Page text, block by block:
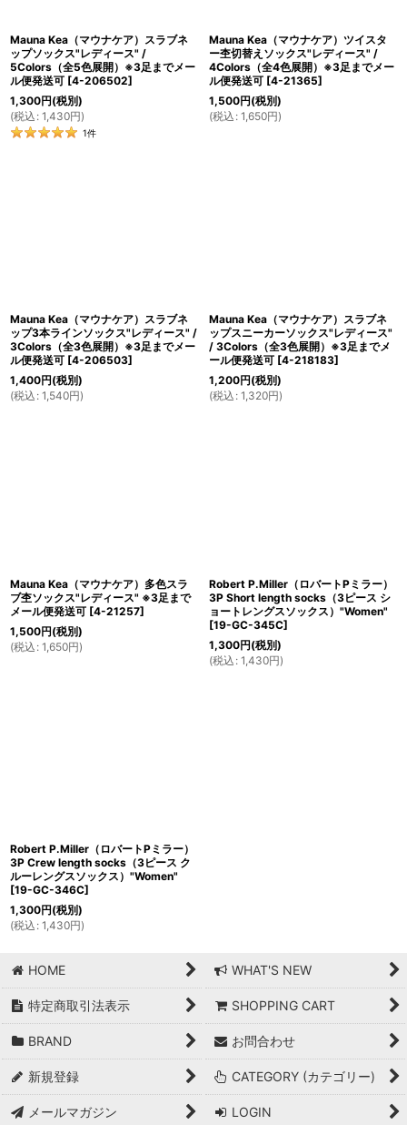
Mauna Kea（マウナケア）スラブネ
ップソックス"レディース" /
5Colors（全5色展開）※3足までメー
ル便発送可 [4-206502]
1,300円(税別)
(税込 : 1,430円)
1件
Mauna Kea（マウナケア）ツイスタ
ー杢切替えソックス"レディース" /
4Colors（全4色展開）※3足までメー
ル便発送可 [4-21365]
1,500円(税別)
(税込 : 1,650円)
Mauna Kea（マウナケア）スラブネ
ップ3本ラインソックス"レディース" /
3Colors（全3色展開）※3足までメー
ル便発送可 [4-206503]
1,400円(税別)
(税込 : 1,540円)
Mauna Kea（マウナケア）スラブネ
ップスニーカーソックス"レディース"
/ 3Colors（全3色展開）※3足までメ
ール便発送可 [4-218183]
1,200円(税別)
(税込 : 1,320円)
Mauna Kea（マウナケア）多色スラ
ブ杢ソックス"レディース" ※3足まで
メール便発送可 [4-21257]
1,500円(税別)
(税込 : 1,650円)
Robert P.Miller（ロバートPミラー）
3P Short length socks（3ピース シ
ョートレングスソックス）"Women"
[19-GC-345C]
1,300円(税別)
(税込 : 1,430円)
Robert P.Miller（ロバートPミラー）
3P Crew length socks（3ピース ク
ルーレングスソックス）"Women"
[19-GC-346C]
1,300円(税別)
(税込 : 1,430円)
HOME WHAT'S NEW
特定商取引法表示 SHOPPING CART
BRAND お問合わせ
新規登録 CATEGORY (カテゴリー)
メールマガジン LOGIN